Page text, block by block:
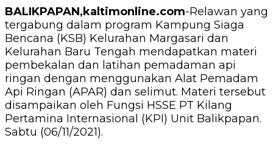
BALIKPAPAN,kaltimonline.com-Relawan yang
tergabung dalam program Kampung Siaga
Bencana (KSB) Kelurahan Margasari dan
Kelurahan Baru Tengah mendapatkan materi
pembekalan dan latihan pemadaman api
ringan dengan menggunakan Alat Pemadam
Api Ringan (APAR) dan selimut. Materi tersebut
disampaikan oleh Fungsi HSSE PT Kilang
Pertamina Internasional (KPI) Unit Balikpapan.
Sabtu (06/11/2021).